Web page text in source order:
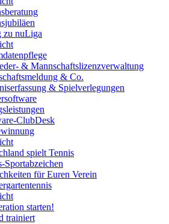
zu nuLiga
& Mannschaftslizenzverwaltung
& Co.
& Spielverlegungen
ClubDesk
spielt Tennis
Sportabzeichen
für Euren Verein
starten!
trainiert